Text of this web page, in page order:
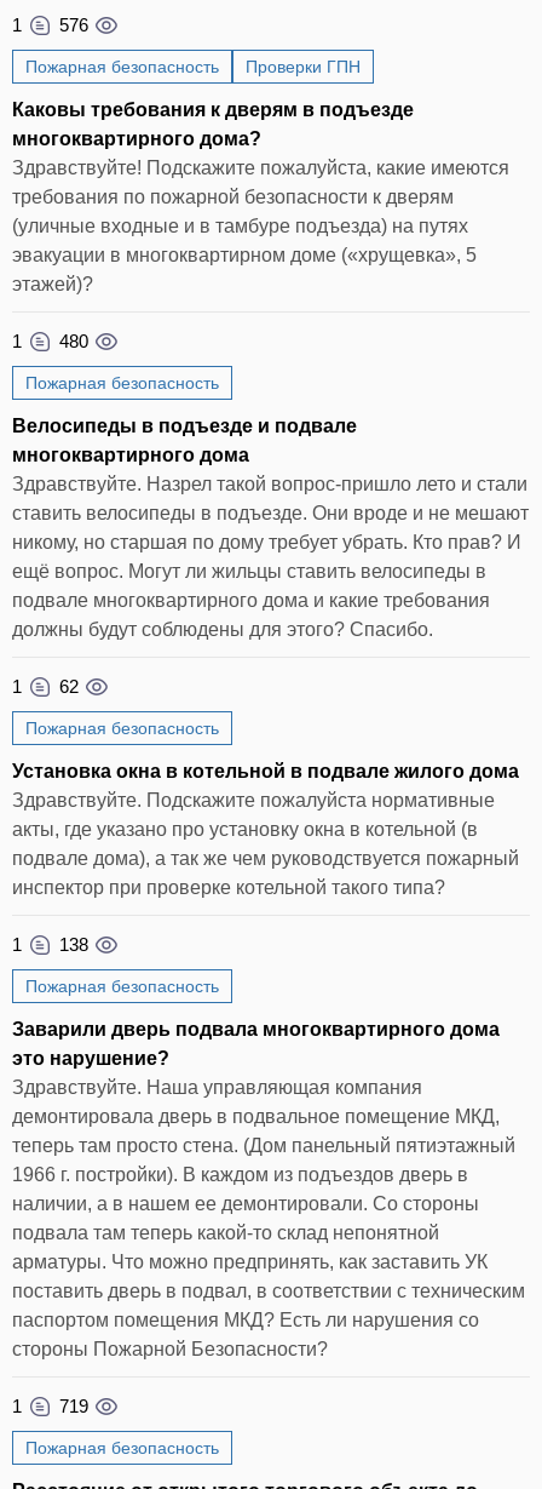
1 576
Пожарная безопасность Проверки ГПН
Каковы требования к дверям в подъезде
многоквартирного дома?
Здравствуйте! Подскажите пожалуйста, какие имеются
требования по пожарной безопасности к дверям
(уличные входные и в тамбуре подъезда) на путях
эвакуации в многоквартирном доме («хрущевка», 5
этажей)?
1 480
Пожарная безопасность
Велосипеды в подъезде и подвале
многоквартирного дома
Здравствуйте. Назрел такой вопрос-пришло лето и стали
ставить велосипеды в подъезде. Они вроде и не мешают
никому, но старшая по дому требует убрать. Кто прав? И
ещё вопрос. Могут ли жильцы ставить велосипеды в
подвале многоквартирного дома и какие требования
должны будут соблюдены для этого? Спасибо.
1 62
Пожарная безопасность
Установка окна в котельной в подвале жилого дома
Здравствуйте. Подскажите пожалуйста нормативные
акты, где указано про установку окна в котельной (в
подвале дома), а так же чем руководствуется пожарный
инспектор при проверке котельной такого типа?
1 138
Пожарная безопасность
Заварили дверь подвала многоквартирного дома
это нарушение?
Здравствуйте. Наша управляющая компания
демонтировала дверь в подвальное помещение МКД,
теперь там просто стена. (Дом панельный пятиэтажный
1966 г. постройки). В каждом из подъездов дверь в
наличии, а в нашем ее демонтировали. Со стороны
подвала там теперь какой-то склад непонятной
арматуры. Что можно предпринять, как заставить УК
поставить дверь в подвал, в соответствии с техническим
паспортом помещения МКД? Есть ли нарушения со
стороны Пожарной Безопасности?
1 719
Пожарная безопасность